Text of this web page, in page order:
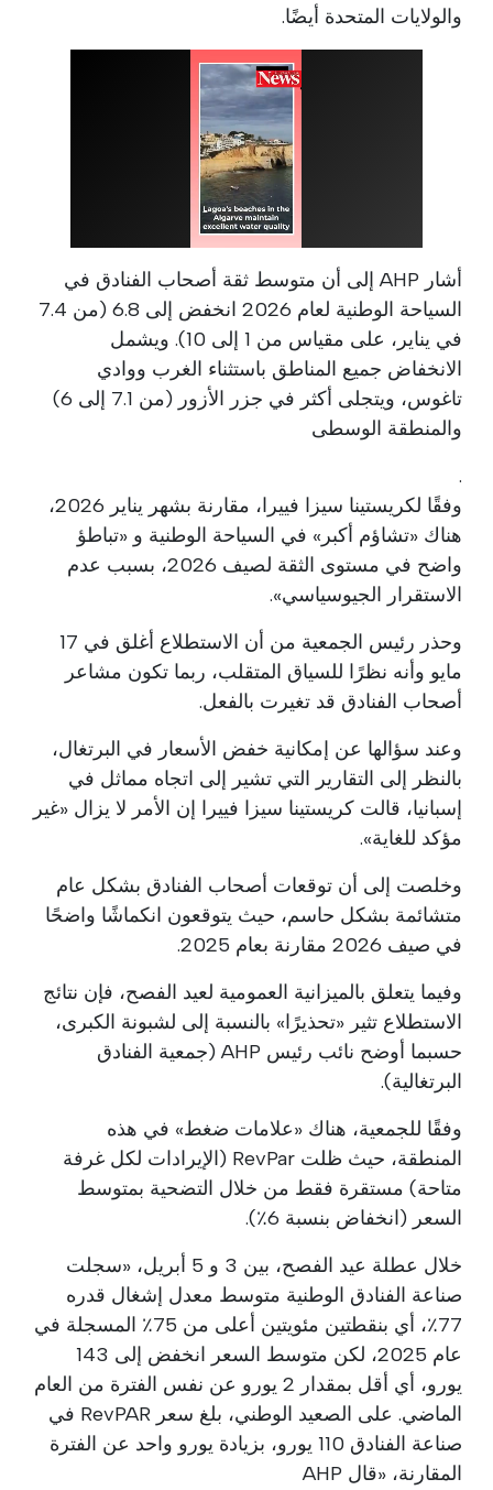
والولايات المتحدة أيضًا.
أشار AHP إلى أن متوسط ثقة أصحاب الفنادق في
السياحة الوطنية لعام 2026 انخفض إلى 6.8 (من 7.4
في يناير، على مقياس من 1 إلى 10). ويشمل
الانخفاض جميع المناطق باستثناء الغرب ووادي
تاغوس، ويتجلى أكثر في جزر الأزور (من 7.1 إلى 6)
والمنطقة الوسطى
.
وفقًا لكريستينا سيزا فييرا، مقارنة بشهر يناير 2026،
هناك «تشاؤم أكبر» في السياحة الوطنية و «تباطؤ
واضح في مستوى الثقة لصيف 2026، بسبب عدم
الاستقرار الجيوسياسي».
وحذر رئيس الجمعية من أن الاستطلاع أغلق في 17
مايو وأنه نظرًا للسياق المتقلب، ربما تكون مشاعر
أصحاب الفنادق قد تغيرت بالفعل.
وعند سؤالها عن إمكانية خفض الأسعار في البرتغال،
بالنظر إلى التقارير التي تشير إلى اتجاه مماثل في
إسبانيا، قالت كريستينا سيزا فييرا إن الأمر لا يزال «غير
مؤكد للغاية».
وخلصت إلى أن توقعات أصحاب الفنادق بشكل عام
متشائمة بشكل حاسم، حيث يتوقعون انكماشًا واضحًا
في صيف 2026 مقارنة بعام 2025.
وفيما يتعلق بالميزانية العمومية لعيد الفصح، فإن نتائج
الاستطلاع تثير «تحذيرًا» بالنسبة إلى لشبونة الكبرى،
حسبما أوضح نائب رئيس AHP (جمعية الفنادق
البرتغالية).
وفقًا للجمعية، هناك «علامات ضغط» في هذه
المنطقة، حيث ظلت RevPar (الإيرادات لكل غرفة
متاحة) مستقرة فقط من خلال التضحية بمتوسط
السعر (انخفاض بنسبة 6٪).
خلال عطلة عيد الفصح، بين 3 و 5 أبريل، «سجلت
صناعة الفنادق الوطنية متوسط معدل إشغال قدره
77٪، أي بنقطتين مئويتين أعلى من 75٪ المسجلة في
عام 2025، لكن متوسط السعر انخفض إلى 143
يورو، أي أقل بمقدار 2 يورو عن نفس الفترة من العام
الماضي. على الصعيد الوطني، بلغ سعر RevPAR في
صناعة الفنادق 110 يورو، بزيادة يورو واحد عن الفترة
المقارنة، «قال AHP